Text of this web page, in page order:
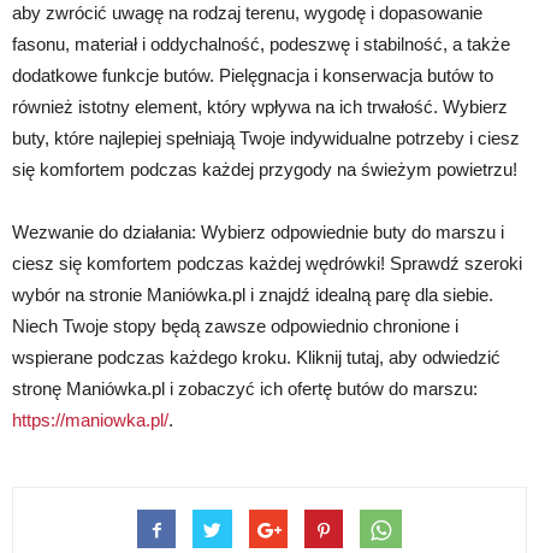
aby zwrócić uwagę na rodzaj terenu, wygodę i dopasowanie
fasonu, materiał i oddychalność, podeszwę i stabilność, a także
dodatkowe funkcje butów. Pielęgnacja i konserwacja butów to
również istotny element, który wpływa na ich trwałość. Wybierz
buty, które najlepiej spełniają Twoje indywidualne potrzeby i ciesz
się komfortem podczas każdej przygody na świeżym powietrzu!
Wezwanie do działania: Wybierz odpowiednie buty do marszu i
ciesz się komfortem podczas każdej wędrówki! Sprawdź szeroki
wybór na stronie Maniówka.pl i znajdź idealną parę dla siebie.
Niech Twoje stopy będą zawsze odpowiednio chronione i
wspierane podczas każdego kroku. Kliknij tutaj, aby odwiedzić
stronę Maniówka.pl i zobaczyć ich ofertę butów do marszu:
https://maniowka.pl/.